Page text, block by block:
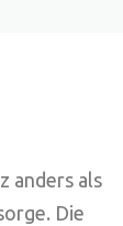
anders als
Die